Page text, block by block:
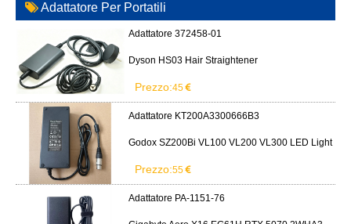
Adattatore Per Portatili
Adattatore 372458-01
Dyson HS03 Hair Straightener
Prezzo:45
Adattatore KT200A3300666B3
Godox SZ200Bi VL100 VL200 VL300 LED Light
Prezzo:55
Adattatore PA-1151-76